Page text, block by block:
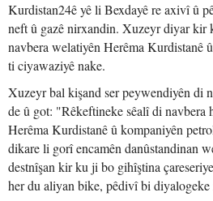
Kurdistan24ê yê li Bexdayê re axivî û
neft û gazê nirxandin. Xuzeyr diyar kir
navbera welatiyên Herêma Kurdistanê
ti ciyawaziyê nake.
Xuzeyr bal kişand ser peywendiyên di
de û got: "Rêkeftineke sêalî di navbera
Herêma Kurdistanê û kompaniyên
dikare li gorî encamên danûstandinan
destnîşan kir ku ji bo gihîştina
her du aliyan bike, pêdivî bi diyalogeke